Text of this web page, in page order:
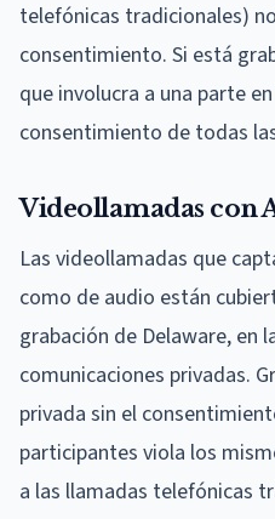
telefónicas tradicionales)
consentimiento. Si está
que involucra a una parte
consentimiento de todas
Videollamadas con
Las videollamadas que
como de audio están
grabación de Delaware, en
comunicaciones privadas.
privada sin el
participantes viola los
a las llamadas telefónicas